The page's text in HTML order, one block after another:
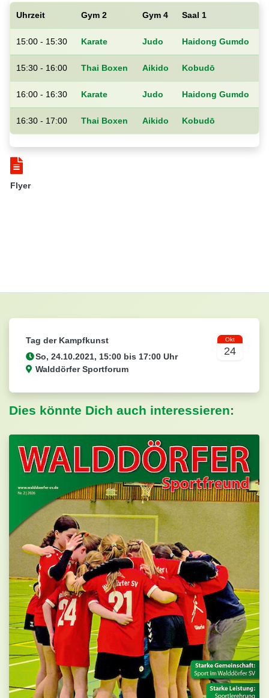
Uhrzeit Gym 2 Gym 4 Saal 1
15:00 - 15:30 Karate Judo Haidong Gumdo
15:30 - 16:00 Thai Boxen Aikido Kobudō
16:00 - 16:30 Karate Judo Haidong Gumdo
16:30 - 17:00 Thai Boxen Aikido Kobudō
Flyer
Tag der Kampfkunst
Walddörfer Sportforum
Okt
24
Dies könnte Dich auch interessieren: